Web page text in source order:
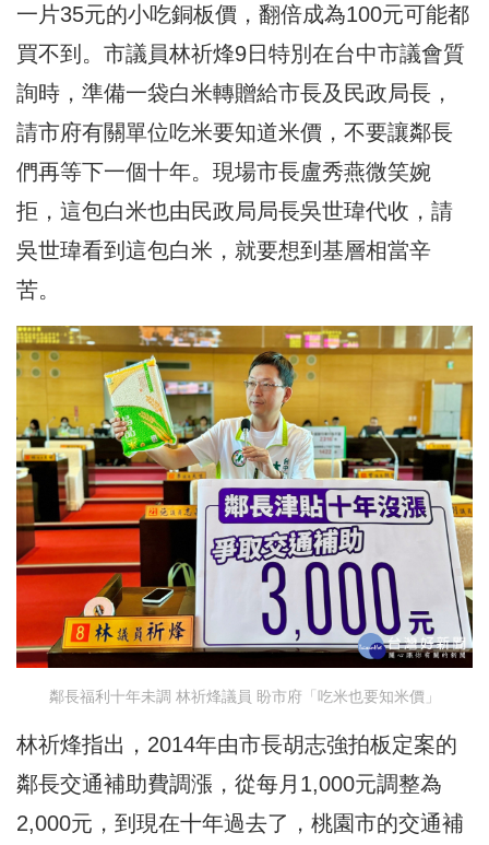
一片35元的小吃銅板價，翻倍成為100元可能都
買不到。市議員林祈烽9日特別在台中市議會質
詢時，準備一袋白米轉贈給市長及民政局長，
請市府有關單位吃米要知道米價，不要讓鄰長
們再等下一個十年。現場市長盧秀燕微笑婉
拒，這包白米也由民政局局長吳世瑋代收，請
吳世瑋看到這包白米，就要想到基層相當辛
苦。
鄰長福利十年未調 林祈烽議員 盼市府「吃米也要知米價」
林祈烽指出，2014年由市長胡志強拍板定案的
鄰長交通補助費調漲，從每月1,000元調整為
2,000元，到現在十年過去了，桃園市的交通補